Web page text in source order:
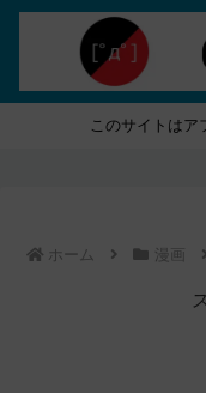
このサイトはア
ホーム 漫画